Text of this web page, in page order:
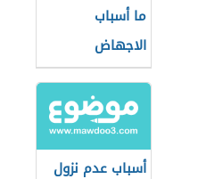
ما أسباب
الاجهاض
أسباب عدم نزول